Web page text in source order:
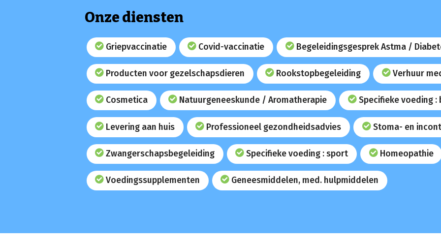
Onze diensten
Griepvaccinatie Covid-vaccinatie Begeleidingsgesprek Astma /
Producten voor gezelschapsdieren Rookstopbegeleiding Verhuur
Cosmetica Natuurgeneeskunde / Aromatherapie Specifieke voeding :
Levering aan huis Professioneel gezondheidsadvies Stoma- en
Zwangerschapsbegeleiding Specifieke voeding : sport Homeopathie
Voedingssupplementen Geneesmiddelen, med. hulpmiddelen